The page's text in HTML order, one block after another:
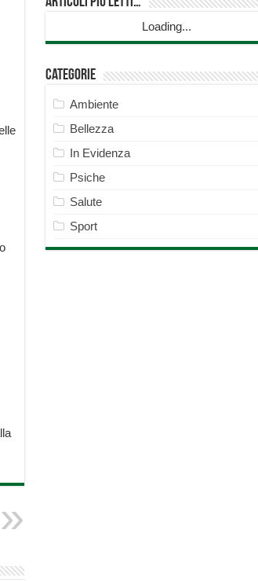
Loading...
Categorie
Ambiente
Bellezza
In Evidenza
Psiche
Salute
Sport